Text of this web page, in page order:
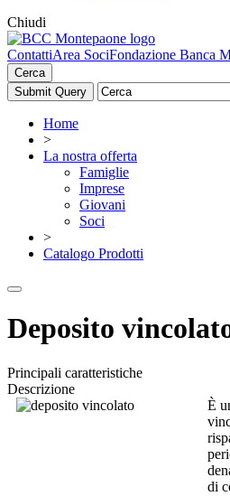
Chiudi
ContattiArea SociFondazione Banca
Cerca
Home
>
La nostra offerta
Famiglie
Imprese
Giovani
Soci
>
Catalogo Prodotti
Deposito
Principali caratteristiche
Descrizione
È
di